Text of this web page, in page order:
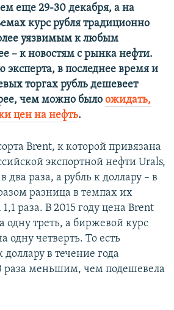
еще 29-30 декабря, а на
курс рубля традиционно
уязвимым к любым
– к новостям с рынка нефти.
в последнее время и
торгах рубль дешевеет
чем можно было ожидать,
цен на нефть.
Brent, к которой привязана
экспортной нефти Urals,
два раза, а рубль к доллару – в
разница в темпах их
раза. В 2015 году цена Brent
одну треть, а биржевой курс
одну четверть. То есть
доллару в течение года
раза меньшим, чем подешевела